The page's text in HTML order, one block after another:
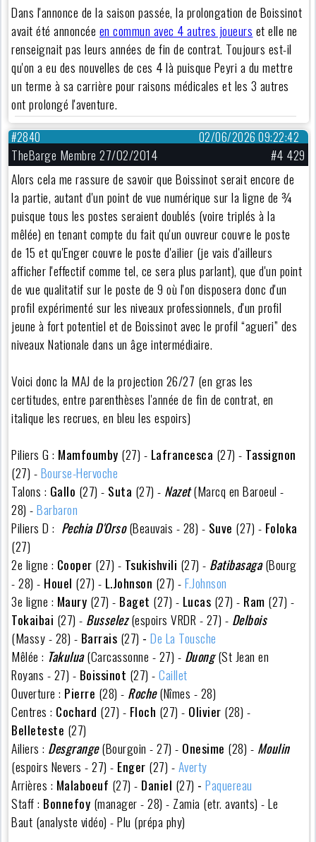
Dans l'annonce de la saison passée, la prolongation de Boissinot
avait été annoncée en commun avec 4 autres joueurs et elle ne
renseignait pas leurs années de fin de contrat. Toujours est-il
qu'on a eu des nouvelles de ces 4 là puisque Peyri a du mettre
un terme à sa carrière pour raisons médicales et les 3 autres
ont prolongé l'aventure.
02/06/2026 09:22:42
#2840
TheBarge Membre 27/02/2014
#4 429
Alors cela me rassure de savoir que Boissinot serait encore de
la partie, autant d'un point de vue numérique sur la ligne de ¾
puisque tous les postes seraient doublés (voire triplés à la
mêlée) en tenant compte du fait qu'un ouvreur couvre le poste
de 15 et qu'Enger couvre le poste d'ailier (je vais d'ailleurs
afficher l'effectif comme tel, ce sera plus parlant), que d'un point
de vue qualitatif sur le poste de 9 où l'on disposera donc d'un
profil expérimenté sur les niveaux professionnels, d'un profil
jeune à fort potentiel et de Boissinot avec le profil “agueri” des
niveaux Nationale dans un âge intermédiaire.
Voici donc la MAJ de la projection 26/27 (en gras les
certitudes, entre parenthèses l'année de fin de contrat, en
italique les recrues, en bleu les espoirs)
Piliers G : Mamfoumby (27) - Lafrancesca (27) - Tassignon
(27) -Bourse-Hervoche
Talons : Gallo (27) - Suta (27) - Nazet(Marcq en Baroeul -
28) -Barbaron
Piliers D : Pechia D'Orso(Beauvais - 28) - Suve (27) - Foloka
(27)
2e ligne : Cooper (27) - Tsukishvili (27) - Batibasaga(Bourg
- 28) - Houel (27) - L.Johnson (27) -F.Johnson
3e ligne : Maury (27) - Baget (27) - Lucas (27) - Ram (27) -
Tokaibai (27) - Busselez(espoirs VRDR - 27) - Delbois
(Massy - 28) - Barrais (27) - De La Tousche
Mêlée : Takulua(Carcassonne - 27) - Duong(St Jean en
Royans - 27) - Boissinot (27) -Caillet
Ouverture : Pierre (28) - Roche(Nîmes - 28)
Centres : Cochard (27) - Floch (27) - Olivier (28) -
Belleteste (27)
Ailiers : Desgrange(Bourgoin - 27) - Onesime (28) - Moulin
(espoirs Nevers - 27) - Enger (27) -Averty
Arrières : Malaboeuf (27) - Daniel (27) -Paquereau
Staff : Bonnefoy (manager - 28) - Zamia (etr. avants) - Le
Baut (analyste vidéo) - Plu (prépa phy)